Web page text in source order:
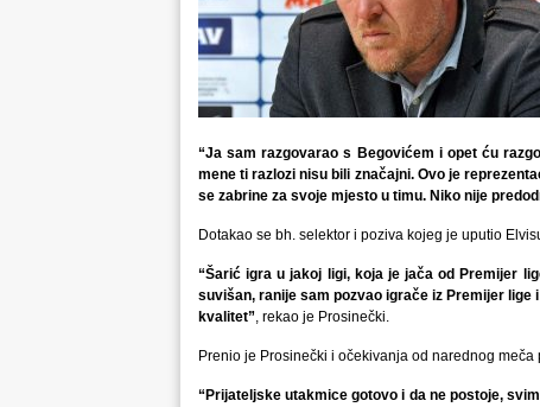
“Ja sam razgovarao s Begovićem i opet ću
mene ti razlozi nisu bili značajni. Ovo je
se zabrine za svoje mjesto u timu. Niko nije
Dotakao se bh. selektor i poziva kojeg je uputio
“Šarić igra u jakoj ligi, koja je jača od Premijer
suvišan, ranije sam pozvao igrače iz Premijer
kvalitet”, rekao je Prosinečki.
Prenio je Prosinečki i očekivanja od narednog meča
“Prijateljske utakmice gotovo i da ne postoje,